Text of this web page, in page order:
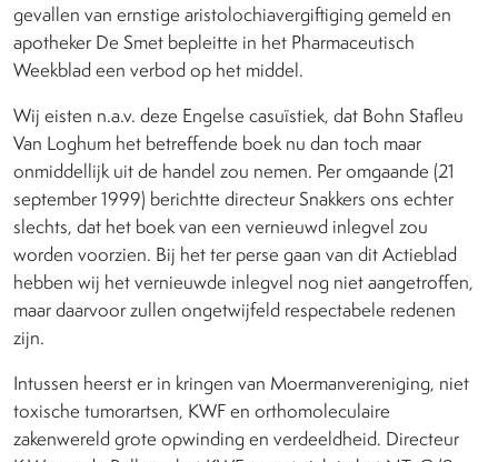
gevallen van ernstige aristolochiavergiftiging gemeld en
apotheker De Smet bepleitte in het Pharmaceutisch
Weekblad een verbod op het middel.
Wij eisten n.a.v. deze Engelse casuïstiek, dat Bohn Stafleu
Van Loghum het betreffende boek nu dan toch maar
onmiddellijk uit de handel zou nemen. Per omgaande (21
september 1999) berichtte directeur Snakkers ons echter
slechts, dat het boek van een vernieuwd inlegvel zou
worden voorzien. Bij het ter perse gaan van dit Actieblad
hebben wij het vernieuwde inlegvel nog niet aangetroffen,
maar daarvoor zullen ongetwijfeld respectabele redenen
zijn.
Intussen heerst er in kringen van Moermanvereniging, niet
toxische tumorartsen, KWF en orthomoleculaire
zakenwereld grote opwinding en verdeeldheid. Directeur